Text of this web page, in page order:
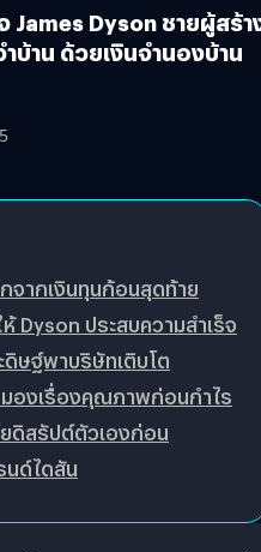
James Dyson ชายผู้สร้า
บ้าน ด้วยเงินจำนองบ้าน
จากเงินทุนก้อนสุดท้าย
Dyson ประสบความสำเร็จ
ษฐ์พาบริษัทเติบโต
องเรื่องคุณภาพก่อนกำไร
ดิสรัปต์ตัวเองก่อน
นด์ไดสัน